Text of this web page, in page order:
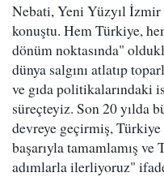
Nebati, Yeni Yüzyıl İzmir
konuştu. Hem Türkiye,
dönüm noktasında"
dünya salgını atlatıp
ve gıda politikalarındaki
süreçteyiz. Son 20 yılda
devreye geçirmiş,
başarıyla tamamlamış
adımlarla ilerliyoruz"